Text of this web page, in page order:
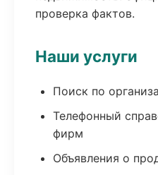
проверка фактов.
Наши услуги
Поиск по
Телефонный
фирм
Объявления о